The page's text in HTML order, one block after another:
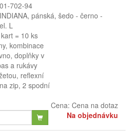
702-94
pánská, šedo - černo -
L
= 10 ks
kombinace
doplňky v
a rukávy
reflexní
zip, 2 spodní
Cena: Cena na dotaz
Na objednávku